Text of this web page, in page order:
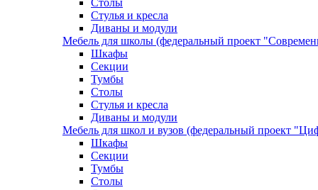
Столы
Стулья и кресла
Диваны и модули
Мебель для школы (федеральный проект
Шкафы
Секции
Тумбы
Столы
Стулья и кресла
Диваны и модули
Мебель для школ и вузов (федеральный проект
Шкафы
Секции
Тумбы
Столы